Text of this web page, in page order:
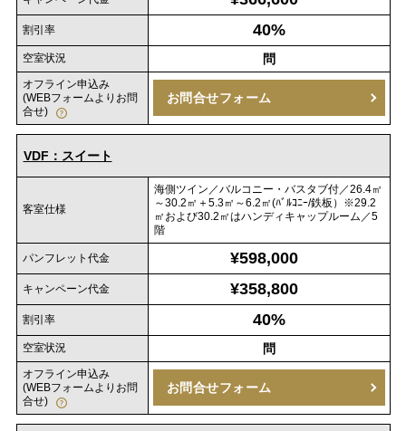
割引率 40%
空室状況 問
オフライン申込み
(WEBフォームよりお問
合せ)
お問合せフォーム
VDF：スイート
客室仕様
海側ツイン／バルコニー・バスタブ付／26.4㎡
～30.2㎡＋5.3㎡～6.2㎡(ﾊﾞﾙｺﾆｰ/鉄板）※29.2
㎡および30.2㎡はハンディキャップルーム／5
階
パンフレット代金 ¥598,000
キャンペーン代金 ¥358,800
割引率 40%
空室状況 問
オフライン申込み
(WEBフォームよりお問
合せ)
お問合せフォーム